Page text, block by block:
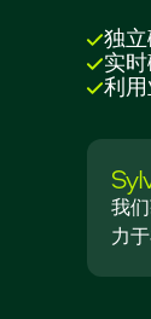
独
实
利
我
力